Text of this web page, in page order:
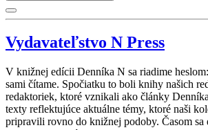
Vydavateľstvo N Press
V knižnej edícii Denníka N sa riadime
sami čítame. Spočiatku to boli knihy našich
redaktoriek, ktoré vznikali ako články
texty reflektujúce aktuálne témy, ktoré naši
pripravili rovno do knižnej podoby. Časom sa